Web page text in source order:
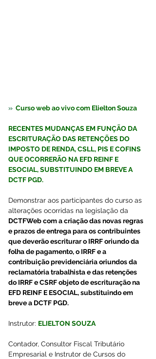
» Curso web ao vivo com Elielton Souza
RECENTES MUDANÇAS EM FUNÇÃO DA
ESCRITURAÇÃO DAS RETENÇÕES DO
IMPOSTO DE RENDA, CSLL, PIS E COFINS
QUE OCORRERÃO NA EFD REINF E
ESOCIAL, SUBSTITUINDO EM BREVE A
DCTF PGD.
Demonstrar aos participantes do curso as
alterações ocorridas na legislação da
DCTFWeb com a criação das novas regras
e prazos de entrega para os contribuintes
que deverão escriturar o IRRF oriundo da
folha de pagamento, o IRRF e a
contribuição previdenciária oriundos da
reclamatória trabalhista e das retenções
do IRRF e CSRF objeto de escrituração na
EFD REINF E ESOCIAL, substituindo em
breve a DCTF PGD.
Instrutor: ELIELTON SOUZA
Contador, Consultor Fiscal Tributário
Empresarial e Instrutor de Cursos do